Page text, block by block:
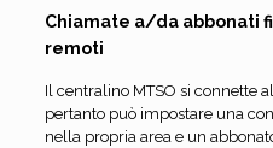
Chiamate a/da abbonati
remoti
Il centralino MTSO si connette
pertanto può impostare una
nella propria area e un